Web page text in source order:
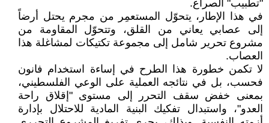
"تطبيب" الصراع.
في هذا الإطار، يتحوّل المستعمِر من مجرم يحتل أرضاً
إلى عصابي يعاني من القلق، وتتحوّل المقاومة من
مشروع تحرير شامل إلى مجموعة تكتيكات لمشاغلة هذا
العصاب.
لا تكمن خطورة هذا الطرح في إساءة استخدام فانون
فحسب، بل في نتائجه العملية على الوعي الفلسطيني،
بمعنى خفض سقف التحرر إلى مستوى "إقلاق راحة
العدو"، واستبدال تفكيك البنية المادية للاحتلال بإدارة